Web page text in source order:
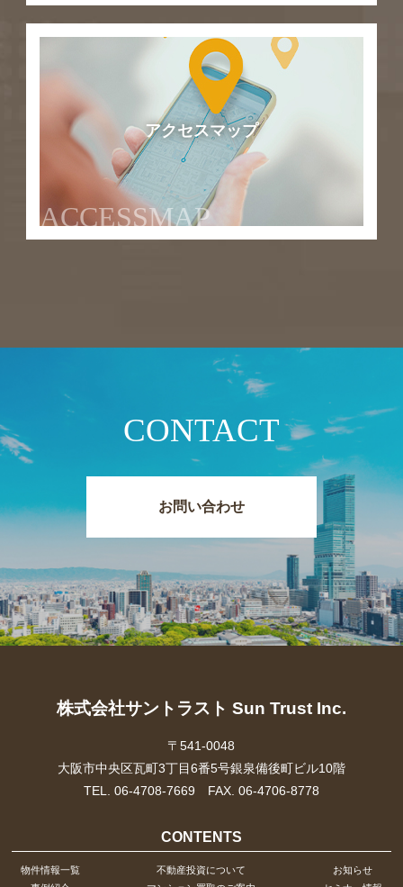
アクセスマップ
ACCESSMAP
CONTACT
お問い合わせ
株式会社サントラスト Sun Trust Inc.
〒541-0048
大阪市中央区瓦町3丁目6番5号銀泉備後町ビル10階
TEL. 06-4708-7669 FAX. 06-4706-8778
CONTENTS
物件情報一覧
不動産投資について
お知らせ